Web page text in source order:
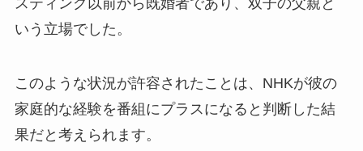
いう立場でした。
このような状況が許容されたことは、NHKが彼の
家庭的な経験を番組にプラスになると判断した結
果だと考えられます。